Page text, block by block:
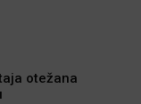
otežana